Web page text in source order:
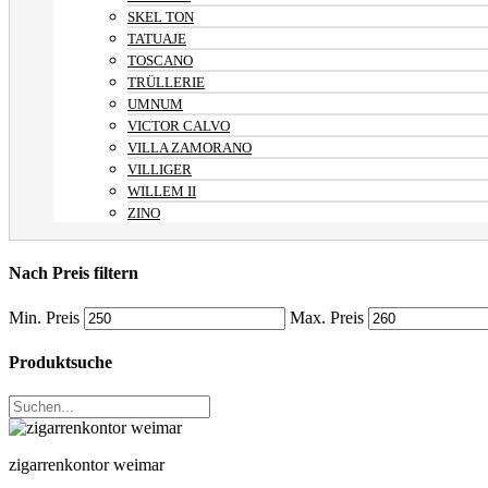
SKEL TON
TATUAJE
TOSCANO
TRÜLLERIE
UMNUM
VICTOR CALVO
VILLA ZAMORANO
VILLIGER
WILLEM II
ZINO
Nach Preis filtern
Min. Preis Max. Preis
Produktsuche
zigarrenkontor weimar